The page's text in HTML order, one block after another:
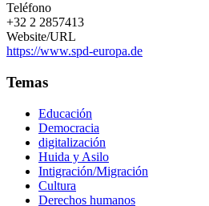
Teléfono
+32 2 2857413
Website/URL
https://www.spd-europa.de
Temas
Educación
Democracia
digitalización
Huida y Asilo
Intigración/Migración
Cultura
Derechos humanos